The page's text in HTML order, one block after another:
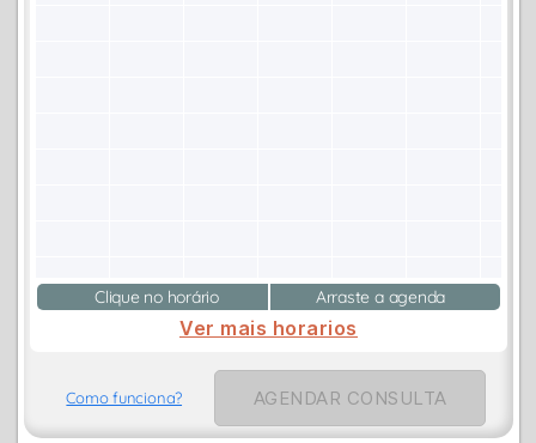
Clique no horário Arraste a agenda
Ver mais horarios
Como funciona? AGENDAR CONSULTA